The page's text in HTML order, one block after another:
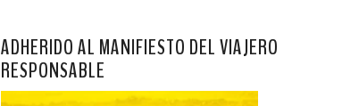
ADHERIDO AL MANIFIESTO DEL VIAJERO
RESPONSABLE